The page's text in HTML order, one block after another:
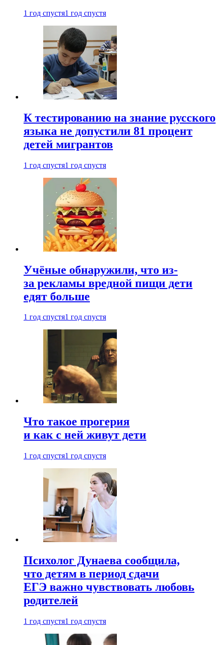
1 год спустя1 год спустя
К тестированию на знание русского
языка не допустили 81 процент
детей мигрантов
1 год спустя1 год спустя
Учёные обнаружили, что из-
за рекламы вредной пищи дети
едят больше
1 год спустя1 год спустя
Что такое прогерия
и как с ней живут дети
1 год спустя1 год спустя
Психолог Дунаева сообщила,
что детям в период сдачи
ЕГЭ важно чувствовать любовь
родителей
1 год спустя1 год спустя